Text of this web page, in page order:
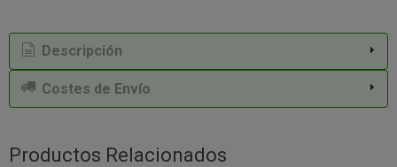
Descripción
Costes de Envío
Productos Relacionados